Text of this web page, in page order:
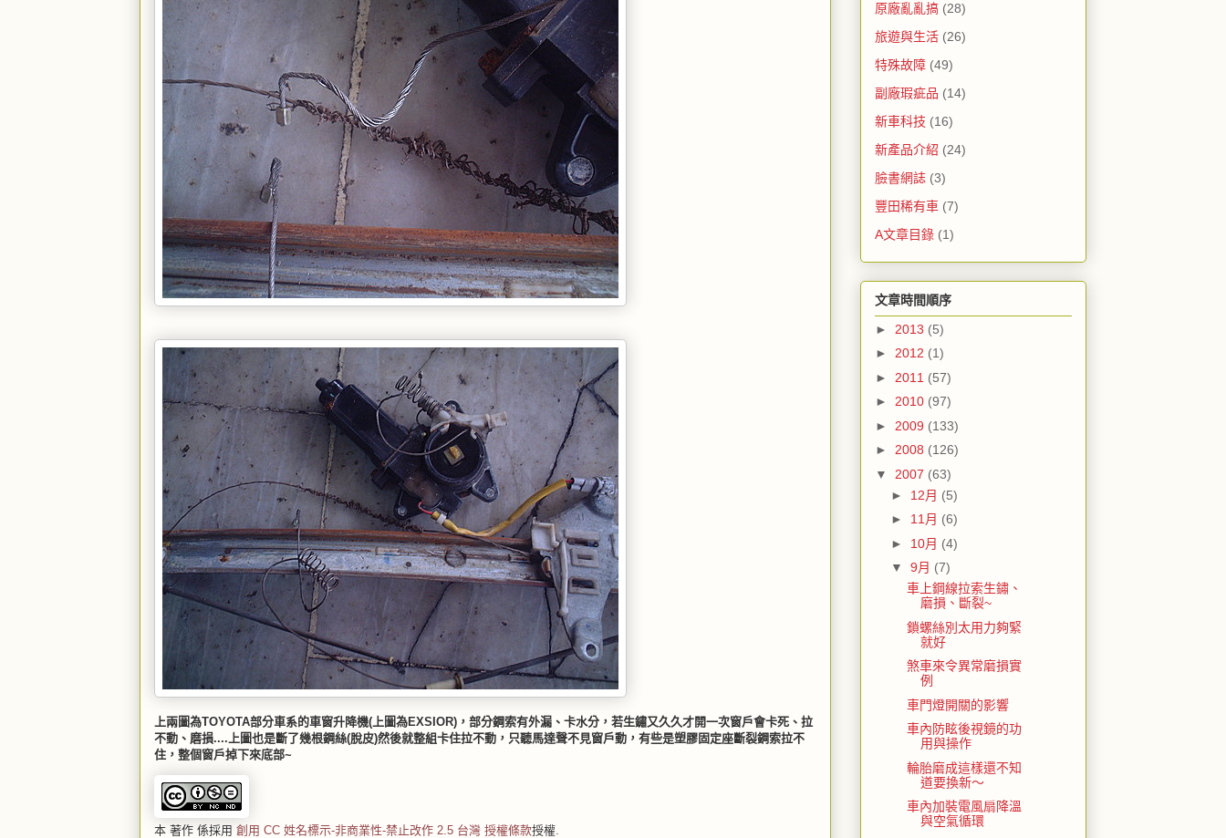
上兩圖為TOYOTA部分車系的車窗升降機(上圖為EXSIOR)，部分鋼索有外漏、卡水分，若生鏽又久久才開一次窗戶會卡死、拉
不動、磨損....上圖也是斷了幾根鋼絲(脫皮)然後就整組卡住拉不動，只聽馬達聲不見窗戶動，有些是塑膠固定座斷裂鋼索拉不
住，整個窗戶掉下來底部~
本 著作 係採用 創用 CC 姓名標示-非商業性-禁止改作 2.5 台灣 授權條款授權.
原廠亂亂搞 (28)
旅遊與生活 (26)
特殊故障 (49)
副廠瑕疵品 (14)
新車科技 (16)
新產品介紹 (24)
臉書網誌 (3)
豐田稀有車 (7)
A文章目錄 (1)
文章時間順序
► 2013 (5)
► 2012 (1)
► 2011 (57)
► 2010 (97)
► 2009 (133)
► 2008 (126)
▼ 2007 (63)
► 12月 (5)
► 11月 (6)
► 10月 (4)
▼ 9月 (7)
車上鋼線拉索生鏽、
磨損、斷裂~
鎖螺絲別太用力夠緊
就好
煞車來令異常磨損實
例
車門燈開關的影響
車內防眩後視鏡的功
用與操作
輪胎磨成這樣還不知
道要換新～
車內加裝電風扇降溫
與空氣循環